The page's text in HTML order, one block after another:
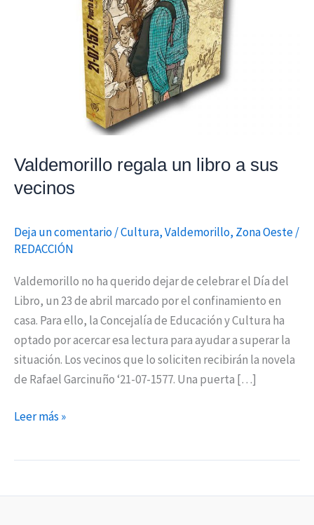
Valdemorillo regala un libro a sus
vecinos
Deja un comentario/Cultura,Valdemorillo, Zona Oeste/
REDACCIÓN
Valdemorillo no ha querido dejar de celebrar el Día del
Libro, un 23 de abril marcado por el confinamiento en
casa. Para ello, la Concejalía de Educación y Cultura ha
optado por acercar esa lectura para ayudar a superar la
situación. Los vecinos que lo soliciten recibirán la novela
de Rafael Garcinuño ‘21-07-1577. Una puerta […]
Leer más »